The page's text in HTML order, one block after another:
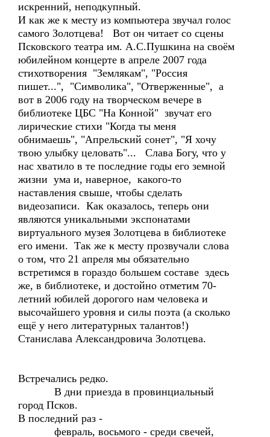
искренний, неподкупный.
И как же к месту из компьютера звучал голос
самого Золотцева! Вот он читает со сцены
Псковского театра им. А.С.Пушкина на своём
юбилейном концерте в апреле 2007 года
стихотворения "Землякам", "Россия
пишет...", "Символика", "Отверженные", а
вот в 2006 году на творческом вечере в
библиотеке ЦБС "На Конной" звучат его
лирические стихи "Когда ты меня
обнимаешь", "Апрельский сонет", "Я хочу
твою улыбку целовать"... Слава Богу, что у
нас хватило в те последние годы его земной
жизни ума и, наверное, какого-то
наставления свыше, чтобы сделать
видеозаписи. Как оказалось, теперь они
являются уникальными экспонатами
виртуального музея Золотцева в библиотеке
его имени. Так же к месту прозвучали слова
о том, что 21 апреля мы обязательно
встретимся в гораздо большем составе здесь
же, в библиотеке, и достойно отметим 70-
летний юбилей дорогого нам человека и
высочайшего уровня и силы поэта (а сколько
ещё у него литературных талантов!)
Станислава Александровича Золотцева.
Встречались редко.
В дни приезда в провинциальный
город Псков.
В последний раз -
февраль, восьмого - среди свечей,